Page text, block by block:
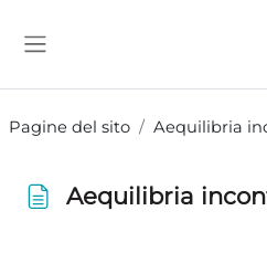
Pagine del sito Aequilibria
Aequilibria